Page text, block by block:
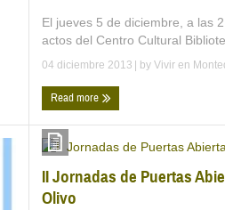
El jueves 5 de diciembre, a las
actos del Centro Cultural
04 diciembre 2013 | by Vivir en
Read more
II Jornadas de Puertas
Olivo